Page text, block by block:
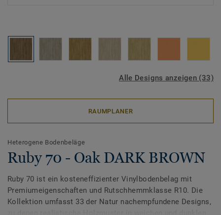
Alle Designs anzeigen (33)
RAUMPLANER
Heterogene Bodenbeläge
Ruby 70 - Oak DARK BROWN
Ruby 70 ist ein kosteneffizienter Vinylbodenbelag mit
Premiumeigenschaften und Rutschhemmklasse R10. Die
Kollektion umfasst 33 der Natur nachempfundene Designs,